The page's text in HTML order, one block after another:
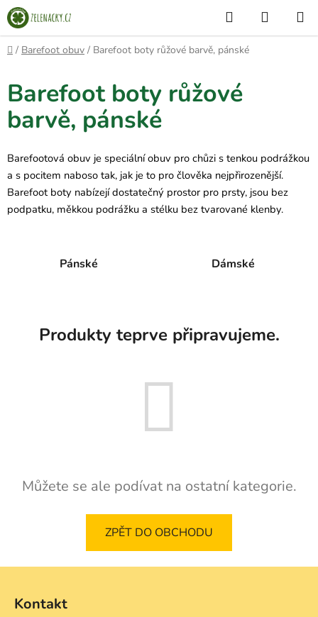
Přejít
na
obsah
Hledat
KOŠÍK
Domů
/ Barefoot obuv / Barefoot boty růžové barvě, pánské
Barefoot boty růžové
barvě, pánské
Barefootová obuv je speciální obuv pro chůzi s tenkou podrážkou
a s pocitem naboso tak, jak je to pro člověka nejpřirozenější.
Barefoot boty nabízejí dostatečný prostor pro prsty, jsou bez
podpatku, měkkou podrážku a stélku bez tvarované klenby.
Pánské Dámské
Produkty teprve připravujeme.
Můžete se ale podívat na ostatní kategorie.
ZPĚT DO OBCHODU
Kontakt